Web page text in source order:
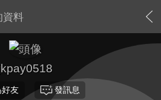
資料
好友 發訊息